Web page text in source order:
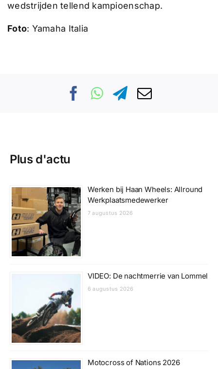
wedstrijden tellend kampioenschap.
Foto: Yamaha Italia
Plus d'actu
Werken bij Haan Wheels: Allround
Werkplaatsmedewerker
7 augustus 2026
VIDEO: De nachtmerrie van Lommel
6 augustus 2026
Motocross of Nations 2026